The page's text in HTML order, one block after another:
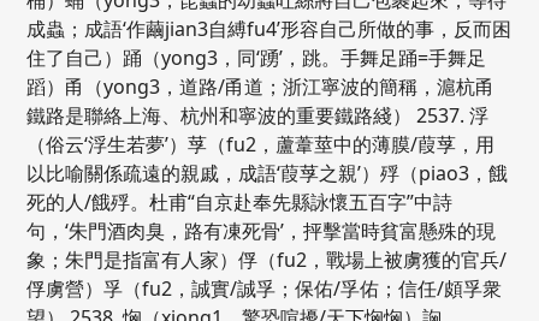
成蟲；成語‘作繭jian3自縛fu4’形容自己所做的事，反而困
住了自己）踊（yong3，同‘踴’，跳。手舞足踊=手舞足
蹈）甬（yong3，道路/甬道；浙江寧波的簡稱，滬杭甬
鐵路是聯絡上海、杭州和寧波的重要鐵路綫） 2537. 浮
（俗云‘浮生若夢’）莩（fu2，蘆葦莖中的薄膜/葭莩，用
以比喻關係疏遠的親戚，成語‘葭莩之親’）殍（piao3，餓
死的人/餓殍。杜甫“自京赴奉先縣詠懷五百字”中詩
句，‘朱門酒肉臭，路有凍死骨’，抨擊當時貧富懸殊的現
象；朱門是指富有人家）俘（fu2，戰場上被虜獲的官兵/
俘虜營）孚（fu2，誠實/誠孚；保佑/孚佑；信任/頗孚衆